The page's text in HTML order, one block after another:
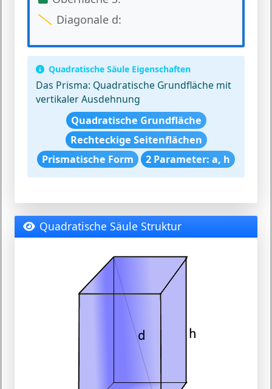
Diagonale d:
Quadratische Säule Eigenschaften
Das Prisma: Quadratische Grundfläche mit
vertikaler Ausdehnung
Quadratische Grundfläche
Rechteckige Seitenflächen
Prismatische Form
2 Parameter: a, h
Quadratische Säule Struktur